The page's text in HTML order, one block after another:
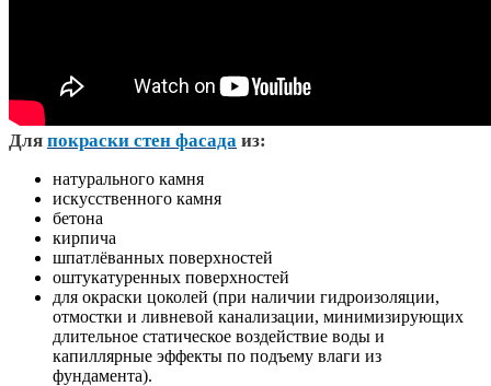
Для покраски стен фасада из:
натурального камня
искусственного камня
бетона
кирпича
шпатлёванных поверхностей
оштукатуренных поверхностей
для окраски цоколей (при наличии гидроизоляции,
отмостки и ливневой канализации, минимизирующих
длительное статическое воздействие воды и
капиллярные эффекты по подъему влаги из
фундамента).